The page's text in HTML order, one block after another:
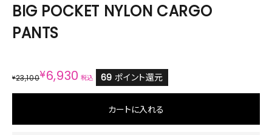
BIG POCKET NYLON CARGO
PANTS
¥23,100¥6,930 税込 69 ポイント還元
カートに入れる